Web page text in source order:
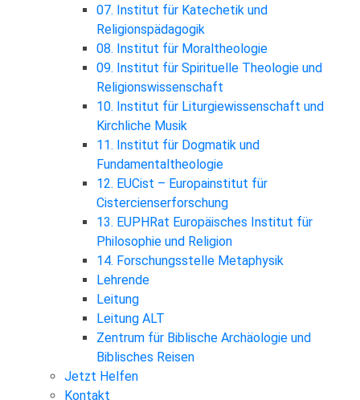
07. Institut für Katechetik und
Religionspädagogik
08. Institut für Moraltheologie
09. Institut für Spirituelle Theologie und
Religionswissenschaft
10. Institut für Liturgiewissenschaft und
Kirchliche Musik
11. Institut für Dogmatik und
Fundamentaltheologie
12. EUCist – Europainstitut für
Cistercienserforschung
13. EUPHRat Europäisches Institut für
Philosophie und Religion
14. Forschungsstelle Metaphysik
Lehrende
Leitung
Leitung ALT
Zentrum für Biblische Archäologie und
Biblisches Reisen
Jetzt Helfen
Kontakt